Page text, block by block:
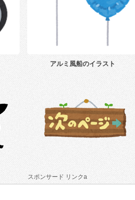
アルミ風船のイラスト
スポンサード リンクa